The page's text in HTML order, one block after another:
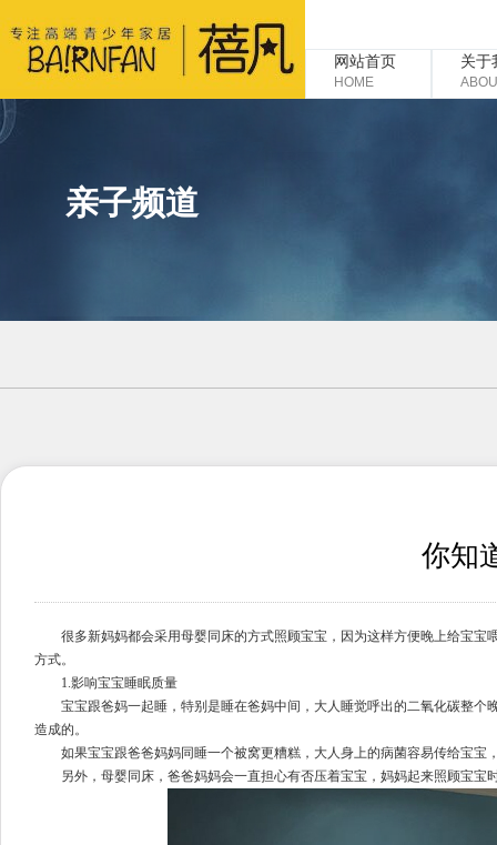
网站首页
HOME
关于
亲子频道
你知
很多新妈妈都会采用母婴同床的方式照顾宝宝，因为这样方便晚上给宝宝
方式。
1.影响宝宝睡眠质量
宝宝跟爸妈一起睡，特别是睡在爸妈中间，大人睡觉呼出的二氧化碳整个
造成的。
如果宝宝跟爸爸妈妈同睡一个被窝更糟糕，大人身上的病菌容易传给宝宝
另外，母婴同床，爸爸妈妈会一直担心有否压着宝宝，妈妈起来照顾宝宝